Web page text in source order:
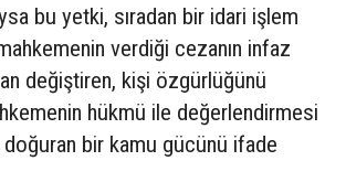
bu yetki, sıradan bir idari işlem
verdiği cezanın infaz
değiştiren, kişi özgürlüğünü
hükmü ile değerlendirmesi
bir kamu gücünü ifade